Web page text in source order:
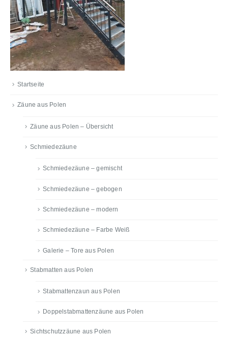
Startseite
Zäune aus Polen
Zäune aus Polen – Übersicht
Schmiedezäune
Schmiedezäune – gemischt
Schmiedezäune – gebogen
Schmiedezäune – modern
Schmiedezäune – Farbe Weiß
Galerie – Tore aus Polen
Stabmatten aus Polen
Stabmattenzaun aus Polen
Doppelstabmattenzäune aus Polen
Sichtschutzzäune aus Polen